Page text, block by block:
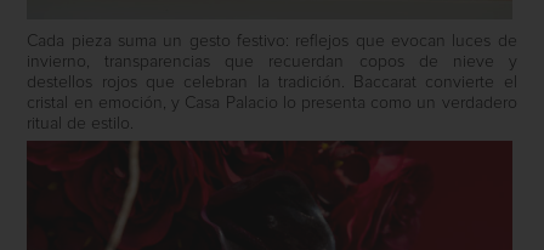
Cada pieza suma un gesto festivo: reflejos que evocan luces de
invierno, transparencias que recuerdan copos de nieve y
destellos rojos que celebran la tradición. Baccarat convierte el
cristal en emoción, y Casa Palacio lo presenta como un verdadero
ritual de estilo.